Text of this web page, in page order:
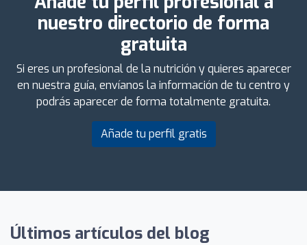
nuestro directorio de forma
gratuita
Si eres un profesional de la nutrición y quieres aparecer
en nuestra guía, envíanos la información de tu centro y
podrás aparecer de forma totalmente gratuita.
Añade tu perfil gratis
Últimos artículos del blog